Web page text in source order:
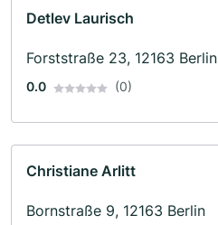
Detlev Laurisch
Forststraße 23, 12163 Berlin
0.0 (0)
Christiane Arlitt
Bornstraße 9, 12163 Berlin